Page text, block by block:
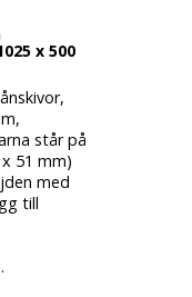
x 500
står på
51 mm)
med
till